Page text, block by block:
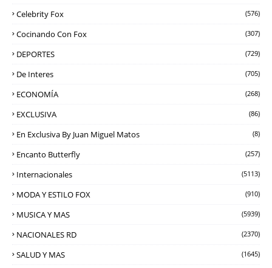
Celebrity Fox (576)
Cocinando Con Fox (307)
DEPORTES (729)
De Interes (705)
ECONOMÍA (268)
EXCLUSIVA (86)
En Exclusiva By Juan Miguel Matos (8)
Encanto Butterfly (257)
Internacionales (5113)
MODA Y ESTILO FOX (910)
MUSICA Y MAS (5939)
NACIONALES RD (2370)
SALUD Y MAS (1645)